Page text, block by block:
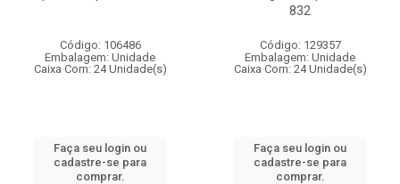
Código: 106486
Embalagem: Unidade
Caixa Com: 24 Unidade(s)
Faça seu login ou
cadastre-se para
comprar.
832
Código: 129357
Embalagem: Unidade
Caixa Com: 24 Unidade(s)
Faça seu login ou
cadastre-se para
comprar.